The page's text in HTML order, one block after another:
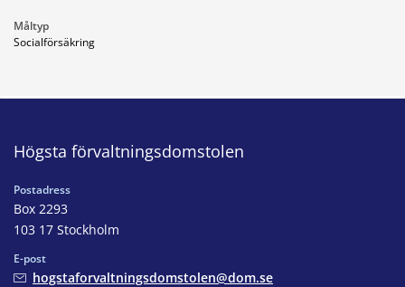
Måltyp
Socialförsäkring
Högsta förvaltningsdomstolen
Postadress
Box 2293
103 17 Stockholm
E-post
hogstaforvaltningsdomstolen@dom.se